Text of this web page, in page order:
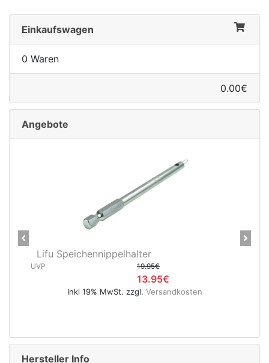
Einkaufswagen
0 Waren
0.00€
Angebote
CNC Kerzensattelstütze 26,0 x
400 mm verchromt
4.95€
Previous Next
Hersteller Info